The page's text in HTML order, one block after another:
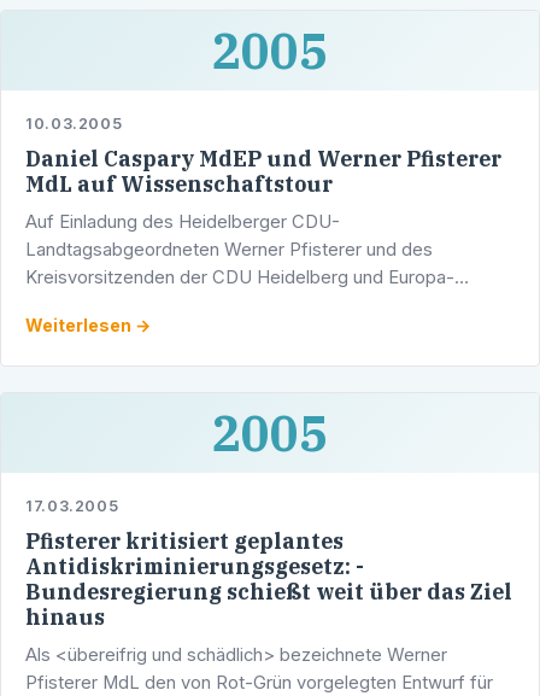
2005
10.03.2005
Daniel Caspary MdEP und Werner Pfisterer
MdL auf Wissenschaftstour
Auf Einladung des Heidelberger CDU-
Landtagsabgeordneten Werner Pfisterer und des
Kreisvorsitzenden der CDU Heidelberg und Europa-
Daniel Caspary, seit dem …
Weiterlesen →
2005
17.03.2005
Pfisterer kritisiert geplantes
Antidiskriminierungsgesetz: -
Bundesregierung schießt weit über das Ziel
hinaus
Als <übereifrig und schädlich> bezeichnete Werner
Pfisterer MdL den von Rot-Grün vorgelegten Entwurf für